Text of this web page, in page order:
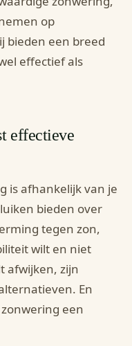
op
bieden een breed
effectief als
effectieve
is afhankelijk van je
bieden over
tegen zon,
wilt en niet
afwijken, zijn
En
een